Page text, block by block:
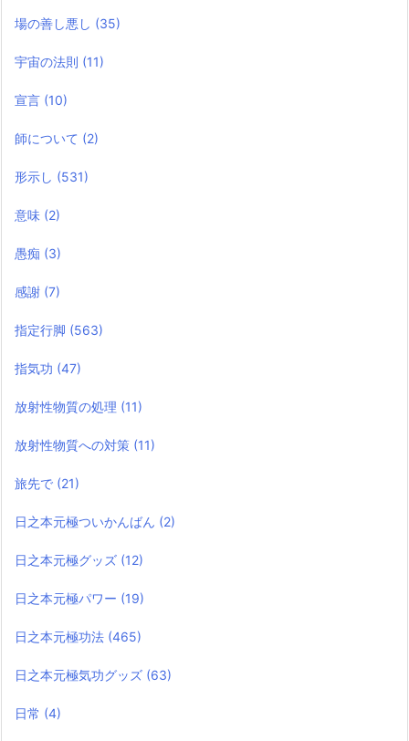
場の善し悪し (35)
宇宙の法則 (11)
宣言 (10)
師について (2)
形示し (531)
意味 (2)
愚痴 (3)
感謝 (7)
指定行脚 (563)
指気功 (47)
放射性物質の処理 (11)
放射性物質への対策 (11)
旅先で (21)
日之本元極ついかんばん (2)
日之本元極グッズ (12)
日之本元極パワー (19)
日之本元極功法 (465)
日之本元極気功グッズ (63)
日常 (4)